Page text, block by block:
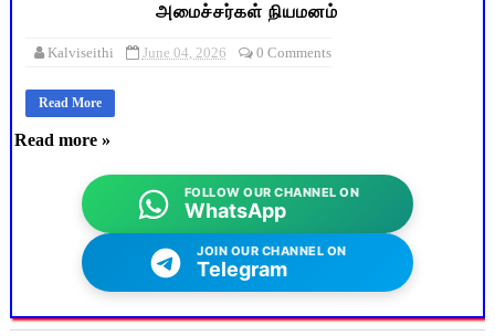
அமைச்சர்கள் நியமனம்
Kalviseithi June 04, 2026 0 Comments
Read More
Read more »
FOLLOW OUR CHANNEL ON
WhatsApp
JOIN OUR CHANNEL ON
Telegram